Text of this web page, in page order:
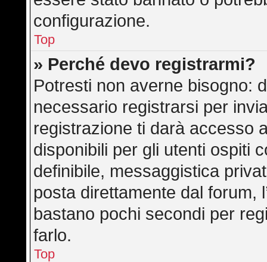
configurazione.
Top
» Perché devo registrarmi?
Potresti non averne bisogno:
necessario registrarsi per
registrazione ti darà accesso
disponibili per gli utenti ospiti
definibile, messaggistica
posta direttamente dal forum,
bastano pochi secondi per
farlo.
Top